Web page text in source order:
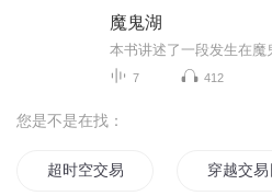
魔鬼湖
7 412
您是不是在找：
超时空交易系统 穿越交易